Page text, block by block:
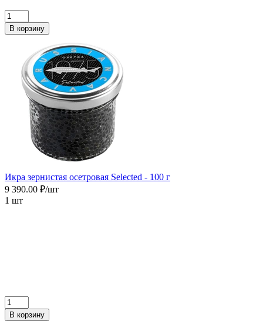
В корзину
Икра зернистая осетровая Selected - 100 г
9 390.00 ₽/шт
1 шт
В корзину